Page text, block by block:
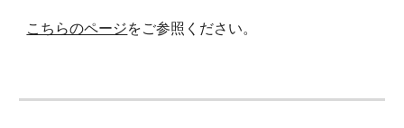
こちらのページをご参照ください。